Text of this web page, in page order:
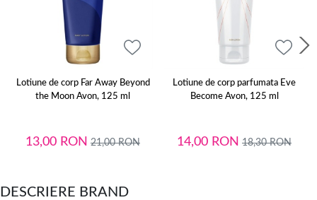
Lotiune de corp Far Away Beyond
the Moon Avon, 125 ml
13,00 RON 21,00RON
Lotiune de corp parfumata Eve
Become Avon, 125 ml
14,00 RON 18,30RON
DESCRIERE BRAND